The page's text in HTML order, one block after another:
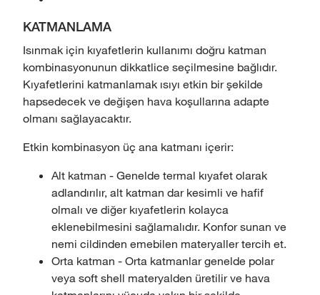
KATMANLAMA
Isınmak için kıyafetlerin kullanımı doğru katman
kombinasyonunun dikkatlice seçilmesine bağlıdır.
Kıyafetlerini katmanlamak ısıyı etkin bir şekilde
hapsedecek ve değişen hava koşullarına adapte
olmanı sağlayacaktır.
Etkin kombinasyon üç ana katmanı içerir:
Alt katman - Genelde termal kıyafet olarak
adlandırılır, alt katman dar kesimli ve hafif
olmalı ve diğer kıyafetlerin kolayca
eklenebilmesini sağlamalıdır. Konfor sunan ve
nemi cildinden emebilen materyaller tercih et.
Orta katman - Orta katmanlar genelde polar
veya soft shell materyalden üretilir ve hava